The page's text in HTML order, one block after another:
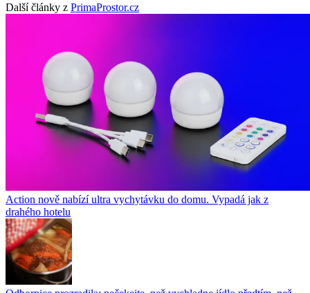
Další články z PrimaProstor.cz
Action nově nabízí ultra vychytávku do domu. Vypadá jak z
drahého hotelu